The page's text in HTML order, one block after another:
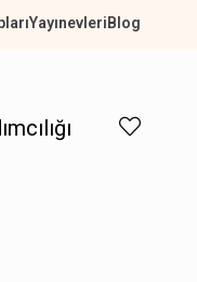
YayınevleriBlog